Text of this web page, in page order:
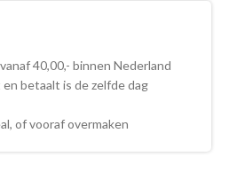
40,00,- binnen Nederland
betaalt is de zelfde dag
of vooraf overmaken